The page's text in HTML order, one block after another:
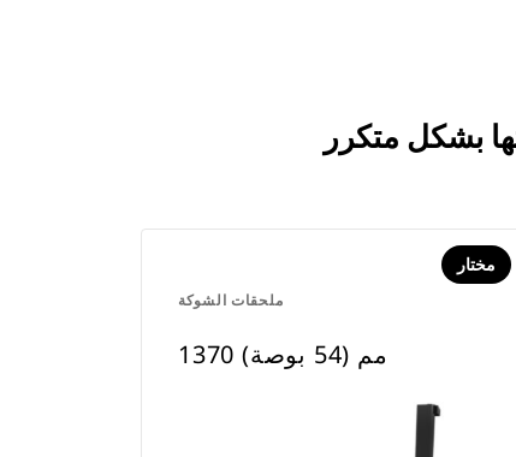
ملحقات الشوكة
مختار
1370 مم (54 بوصة)